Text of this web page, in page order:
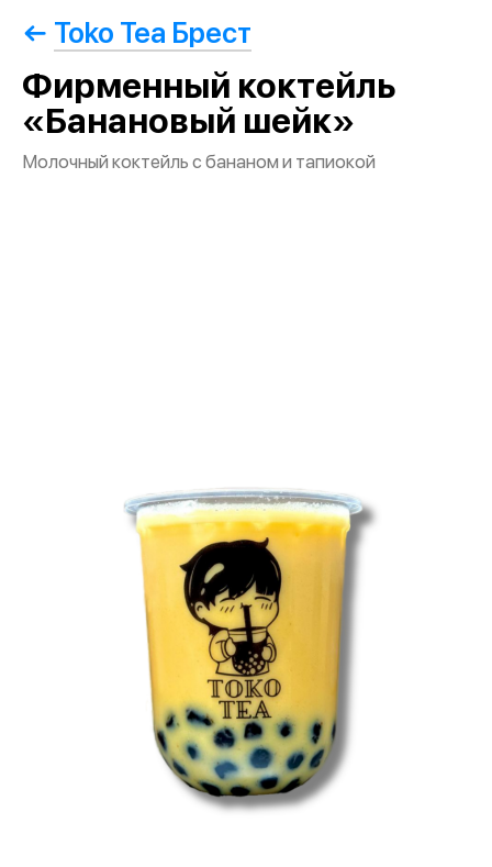
Toko Tea Брест
Фирменный коктейль
«Банановый шейк»
Молочный коктейль с бананом и тапиокой